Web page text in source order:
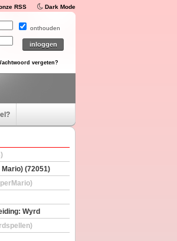
RSS Dark Mode
onthouden
vergeten?
(72051)
Wyrd